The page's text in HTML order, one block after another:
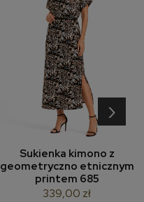
Sukienka kimono z
geometryczno etnicznym
printem 685
339,00 zł
›